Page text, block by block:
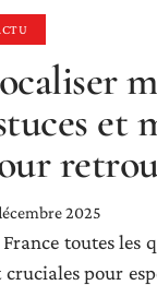
et
2025
toutes les
pour